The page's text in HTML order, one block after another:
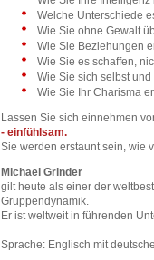
Welche Unterschiede
Wie Sie ohne Gewalt
Wie Sie Beziehungen
Wie Sie es schaffen,
Wie Sie sich selbst
Wie Sie Ihr Charisma
Lassen Sie sich einnehmen
- einfühlsam.
Sie werden erstaunt sein, wie
Michael Grinder
gilt heute als einer der
Gruppendynamik.
Er ist weltweit in führenden
Sprache: Englisch mit